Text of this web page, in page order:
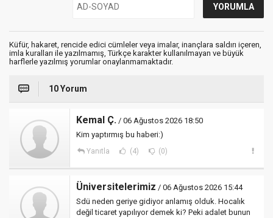
Küfür, hakaret, rencide edici cümleler veya imalar, inançlara saldırı içeren,
imla kuralları ile yazılmamış, Türkçe karakter kullanılmayan ve büyük
harflerle yazılmış yorumlar onaylanmamaktadır.
10 Yorum
Kemal Ç. / 06 Ağustos 2026 18:50
Kim yaptırmış bu haberi:)
Yanıtla (4) (0)
Üniversitelerimiz / 06 Ağustos 2026 15:44
Sdü neden geriye gidiyor anlamış olduk. Hocalık
değil ticaret yapılıyor demek ki? Peki adalet bunun